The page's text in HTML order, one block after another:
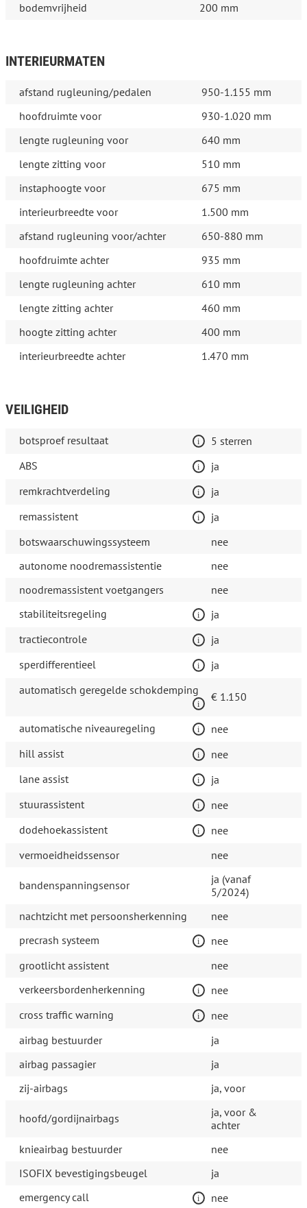
bodemvrijheid
200 mm
INTERIEURMATEN
afstand rugleuning/pedalen
950-1.155 mm
hoofdruimte voor
930-1.020 mm
lengte rugleuning voor
640 mm
lengte zitting voor
510 mm
instaphoogte voor
675 mm
interieurbreedte voor
1.500 mm
afstand rugleuning voor/achter
650-880 mm
hoofdruimte achter
935 mm
lengte rugleuning achter
610 mm
lengte zitting achter
460 mm
hoogte zitting achter
400 mm
interieurbreedte achter
1.470 mm
VEILIGHEID
botsproef resultaat
5 sterren
ABS
ja
remkrachtverdeling
ja
remassistent
ja
botswaarschuwingssysteem
nee
autonome noodremassistentie
nee
noodremassistent voetgangers
nee
stabiliteitsregeling
ja
tractiecontrole
ja
sperdifferentieel
ja
automatisch geregelde schokdemping
€ 1.150
automatische niveauregeling
nee
hill assist
nee
lane assist
ja
stuurassistent
nee
dodehoekassistent
nee
vermoeidheidssensor
nee
bandenspanningsensor
ja (vanaf
5/2024)
nachtzicht met persoonsherkenning
nee
precrash systeem
nee
grootlicht assistent
nee
verkeersbordenherkenning
nee
cross traffic warning
nee
airbag bestuurder
ja
airbag passagier
ja
zij-airbags
ja, voor
hoofd/gordijnairbags
ja, voor &
achter
knieairbag bestuurder
nee
ISOFIX bevestigingsbeugel
ja
emergency call
nee